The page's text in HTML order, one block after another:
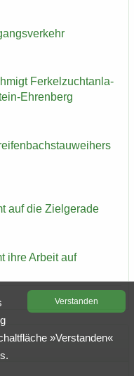
Fer­kel­zucht­an­la­
​Ehrenberg
auf die Ziel­ge­ra­de
ihre Ar­beit auf
Ver­stan­den
»Ver­stan­den«